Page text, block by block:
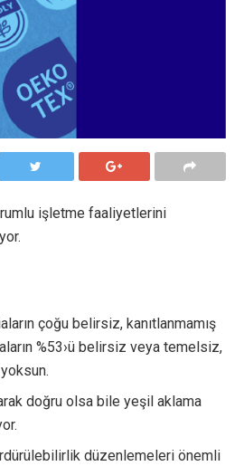
işletme faaliyetlerini
çoğu belirsiz, kanıtlanmamış
%53›ü belirsiz veya temelsiz,
yoksun.
doğru olsa bile yeşil aklama
düzenlemeleri önemli